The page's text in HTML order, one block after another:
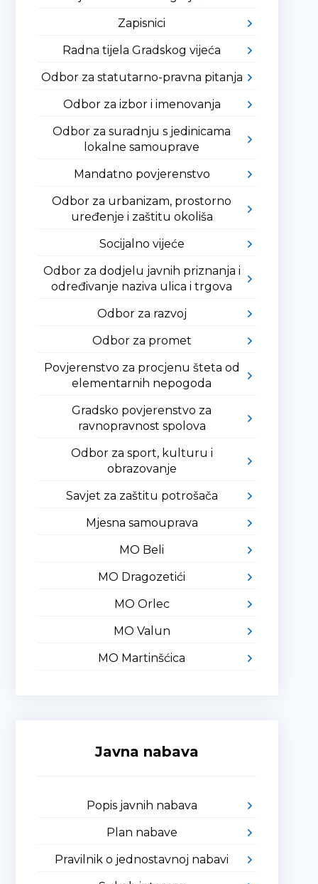
Zapisnici
Radna tijela Gradskog vijeća
Odbor za statutarno-pravna pitanja
Odbor za izbor i imenovanja
Odbor za suradnju s jedinicama
lokalne samouprave
Mandatno povjerenstvo
Odbor za urbanizam, prostorno
uređenje i zaštitu okoliša
Socijalno vijeće
Odbor za dodjelu javnih priznanja i
određivanje naziva ulica i trgova
Odbor za razvoj
Odbor za promet
Povjerenstvo za procjenu šteta od
elementarnih nepogoda
Gradsko povjerenstvo za
ravnopravnost spolova
Odbor za sport, kulturu i
obrazovanje
Savjet za zaštitu potrošača
Mjesna samouprava
MO Beli
MO Dragozetići
MO Orlec
MO Valun
MO Martinšćica
Javna nabava
Popis javnih nabava
Plan nabave
Pravilnik o jednostavnoj nabavi